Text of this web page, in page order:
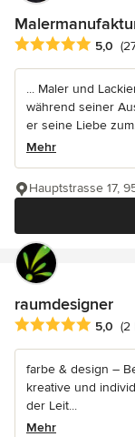
Durchschnittliche
5,0
... Maler und
während seiner
er seine Liebe
Mehr
Hauptstrasse 17,
raumdesigner
Durchschnittliche
5,0 (2
farbe & design –
kreative und
der Leit...
Mehr